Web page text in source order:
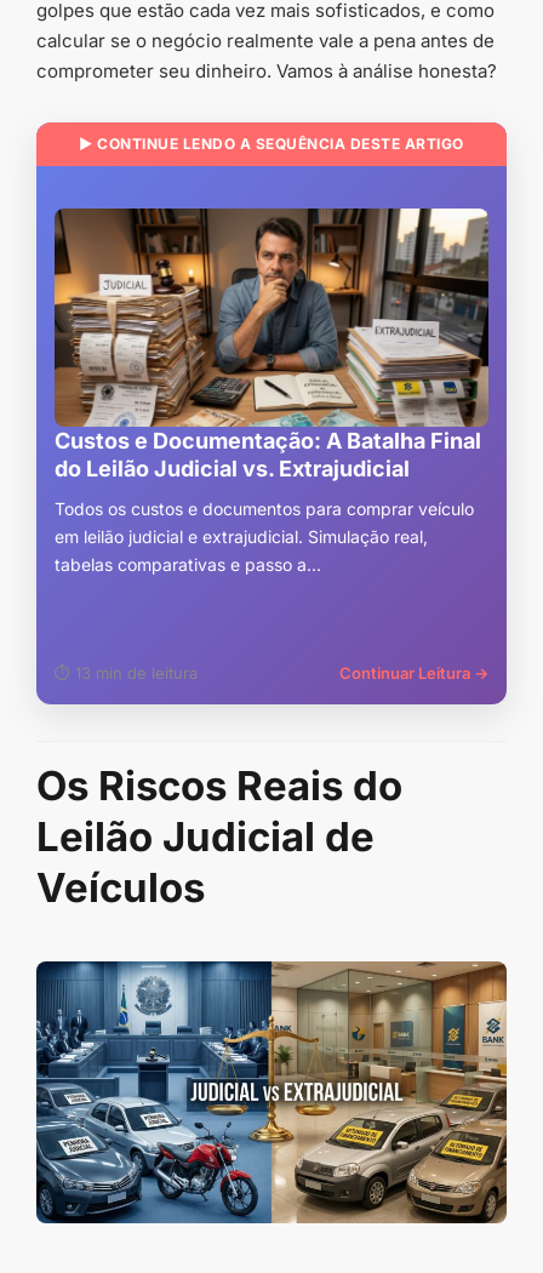
golpes que estão cada vez mais sofisticados, e como
calcular se o negócio realmente vale a pena antes de
comprometer seu dinheiro. Vamos à análise honesta?
▶ CONTINUE LENDO A SEQUÊNCIA DESTE ARTIGO
Custos e Documentação: A Batalha Final
do Leilão Judicial vs. Extrajudicial
Todos os custos e documentos para comprar veículo
em leilão judicial e extrajudicial. Simulação real,
tabelas comparativas e passo a...
⏱ 13 min de leitura Continuar Leitura →
Os Riscos Reais do
Leilão Judicial de
Veículos